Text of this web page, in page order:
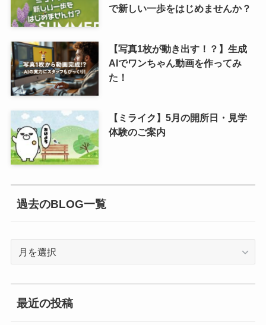
で新しい一歩をはじめませんか？
【写真1枚が動き出す！？】生成
AIでワンちゃん動画を作ってみ
た！
【ミライク】5月の開所日・見学
体験のご案内
過去のBLOG一覧
一
覧
最近の投稿